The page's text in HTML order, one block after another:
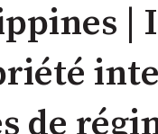
|
de